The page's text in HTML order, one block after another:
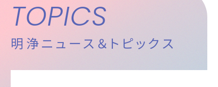
TOPICS
明浄ニュース＆トピックス